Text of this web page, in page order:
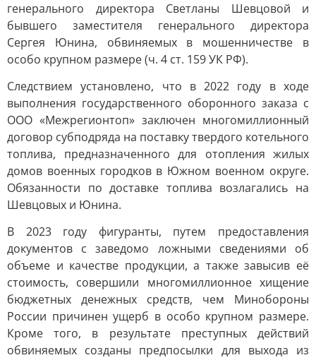
генерального директора Светланы Шевцовой и
бывшего заместителя генерального директора
Сергея Юнина, обвиняемых в мошенничестве в
особо крупном размере (ч. 4 ст. 159 УК РФ).
Следствием установлено, что в 2022 году в ходе
выполнения государственного оборонного заказа с
ООО «Межрегионтоп» заключен многомиллионный
договор субподряда на поставку твердого котельного
топлива, предназначенного для отопления жилых
домов военных городков в Южном военном округе.
Обязанности по доставке топлива возлагались на
Шевцовых и Юнина.
В 2023 году фигуранты, путем предоставления
документов с заведомо ложными сведениями об
объеме и качестве продукции, а также завысив её
стоимость, совершили многомиллионное хищение
бюджетных денежных средств, чем Минобороны
России причинен ущерб в особо крупном размере.
Кроме того, в результате преступных действий
обвиняемых созданы предпосылки для выхода из